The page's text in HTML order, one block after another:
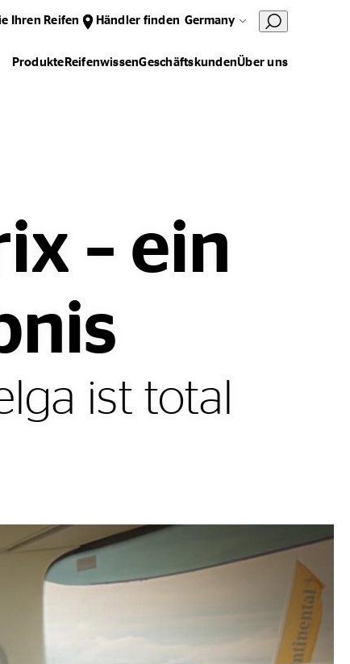
Ihren Reifen Händler finden Germany
Produkte ReifenwissenGeschäftskundenÜber uns
– ein
ist total